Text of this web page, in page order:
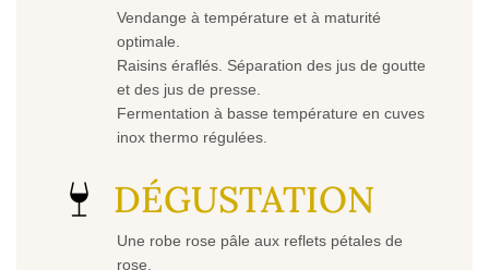
Vendange à température et à maturité
optimale.
Raisins éraflés. Séparation des jus de goutte
et des jus de presse.
Fermentation à basse température en cuves
inox thermo régulées.
DÉGUSTATION
Une robe rose pâle aux reflets pétales de
rose.